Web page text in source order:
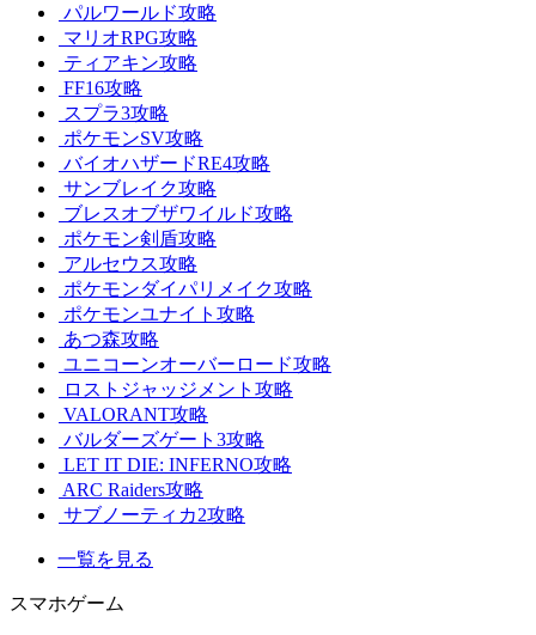
パルワールド攻略
マリオRPG攻略
ティアキン攻略
FF16攻略
スプラ3攻略
ポケモンSV攻略
バイオハザードRE4攻略
サンブレイク攻略
ブレスオブザワイルド攻略
ポケモン剣盾攻略
アルセウス攻略
ポケモンダイパリメイク攻略
ポケモンユナイト攻略
あつ森攻略
ユニコーンオーバーロード攻略
ロストジャッジメント攻略
VALORANT攻略
バルダーズゲート3攻略
LET IT DIE: INFERNO攻略
ARC Raiders攻略
サブノーティカ2攻略
一覧を見る
スマホゲーム